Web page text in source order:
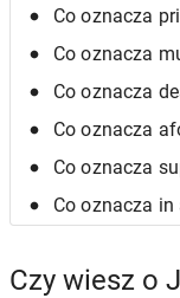
Co oznacza
Co oznacza
Co oznacza
Co oznacza
Co oznacza
Co oznacza
Czy wiesz o